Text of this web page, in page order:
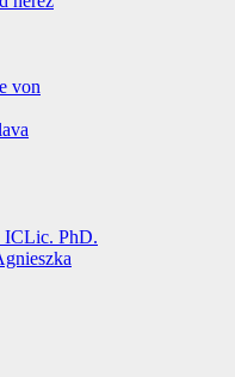
von
ICLic. PhD.